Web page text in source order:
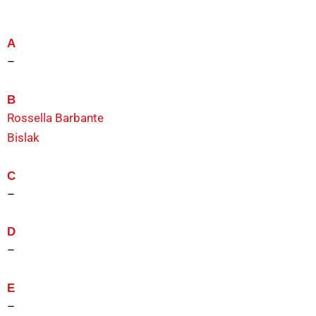
A
–
B
Rossella Barbante
Bislak
C
–
D
–
E
–